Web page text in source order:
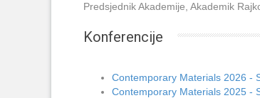
Predsjednik Akademije, Akademik
Konferencije
Contemporary Materials 2026 -
Contemporary Materials 2025 -